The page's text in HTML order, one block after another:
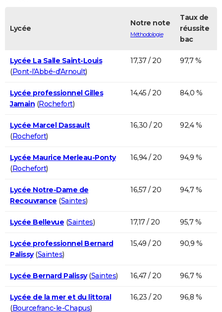
Lycée
Notre note
Méthodologie
Taux de
réussite
bac
Lycée La Salle Saint-Louis
(Pont-l'Abbé-d'Arnoult)
17,37 / 20 97,7 %
Lycée professionnel Gilles
Jamain (Rochefort)
14,45 / 20 84,0 %
Lycée Marcel Dassault
(Rochefort)
16,30 / 20 92,4 %
Lycée Maurice Merleau-Ponty
(Rochefort)
16,94 / 20 94,9 %
Lycée Notre-Dame de
Recouvrance (Saintes)
16,57 / 20 94,7 %
Lycée Bellevue (Saintes) 17,17 / 20 95,7 %
Lycée professionnel Bernard
Palissy(Saintes)
15,49 / 20 90,9 %
Lycée Bernard Palissy(Saintes) 16,47 / 20 96,7 %
Lycée de la mer et du littoral
(Bourcefranc-le-Chapus)
16,23 / 20 96,8 %